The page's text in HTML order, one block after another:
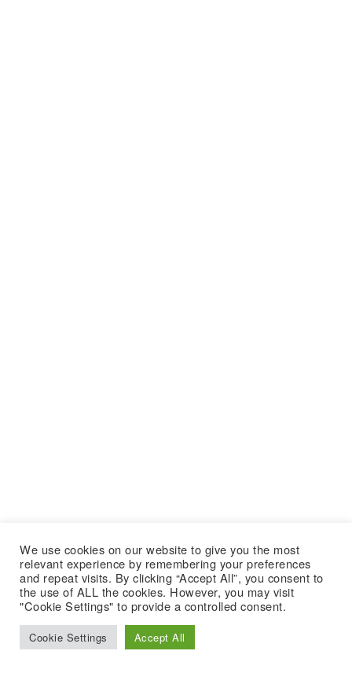
We use cookies on our website to give you the most
relevant experience by remembering your preferences
and repeat visits. By clicking “Accept All”, you consent to
the use of ALL the cookies. However, you may visit
"Cookie Settings" to provide a controlled consent.
Cookie Settings Accept All